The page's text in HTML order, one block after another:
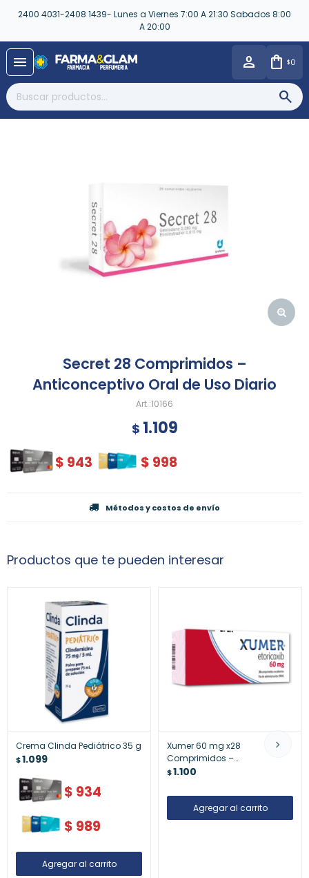
2400 4031-2408 1439- Lunes a Viernes 7:00 A 21:30 Sabados 8:00
A 20:00
menu $0
Secret 28 Comprimidos –
Anticonceptivo Oral de Uso Diario
10166
$ 1.109
$ 943 $ 998
Métodos y costos de envío
Productos que te pueden interesar
Crema Clinda Pediátrico 35 g
$1.099
$ 934
$ 989
Xumer 60 mg x28
Comprimidos –
Anticoagulante
$1.100